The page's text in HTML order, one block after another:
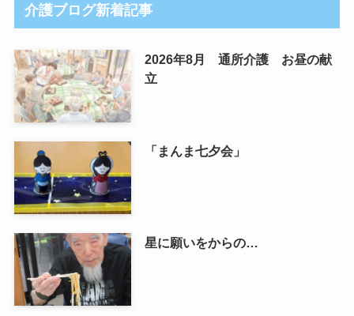
介護ブログ新着記事
2026年8月 通所介護 お昼の献
立
「まんま七夕会」
星に願いをからの…